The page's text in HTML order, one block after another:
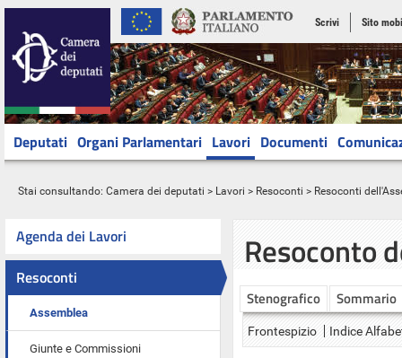
Scrivi Sito
Deputati Organi Parlamentari Lavori Documenti
Stai consultando: Camera dei deputati > Lavori > Resoconti > Resoconti
Agenda dei Lavori
Resoconti
Assemblea
Giunte e Commissioni
Resoconto
Stenografico Sommario
Frontespizio Indice